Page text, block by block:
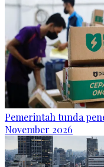
Pemerintah tunda
November 2026